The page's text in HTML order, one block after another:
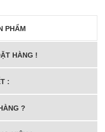
PHẨM
HÀNG !
:
?